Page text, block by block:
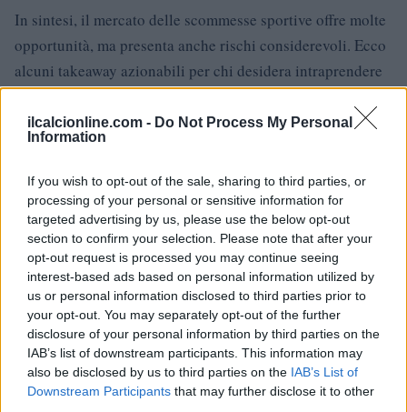
ilcalcionline.com - Do Not Process My Personal
Information
If you wish to opt-out of the sale, sharing to third parties, or
processing of your personal or sensitive information for
targeted advertising by us, please use the below opt-out
section to confirm your selection. Please note that after your
opt-out request is processed you may continue seeing
interest-based ads based on personal information utilized by
us or personal information disclosed to third parties prior to
your opt-out. You may separately opt-out of the further
disclosure of your personal information by third parties on the
IAB’s list of downstream participants. This information may
also be disclosed by us to third parties on the IAB’s List of
Downstream Participants that may further disclose it to other
In sintesi, il mercato delle scommesse sportive offre molte
opportunità, ma presenta anche rischi considerevoli. Ecco
alcuni takeaway azionabili per chi desidera intraprendere
questo viaggio:
Analizza il tuo CAC in relazione all’LTV per garantire
Focalizzati sulla fidelizzazione degli utenti attraverso un
prodotto che risponda alle loro esigenze.
Monitora costantemente il burn rate e ottimizza le spese
per l’acquisizione di clienti.
Incoraggia l’interazione tra gli utenti per costruire una
comunità attorno al tuo prodotto.
Adotta una strategia a lungo termine, tenendo conto delle
dinamiche di mercato e della normativa vigente.